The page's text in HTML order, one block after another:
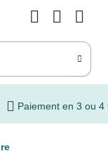
Paiement en 3 ou 4